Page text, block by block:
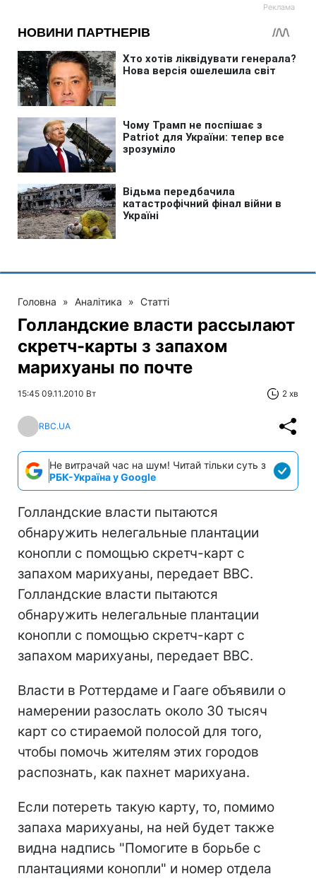
Головна » Аналітика » Статті
Голландские власти рассылают
скретч-карты з запахом
марихуаны по почте
15:45 09.11.2010 Вт 2 хв
RBC.UA
Не витрачай час на шум! Читай тільки суть з
РБК-Україна у Google
Голландские власти пытаются
обнаружить нелегальные плантации
конопли с помощью скретч-карт с
запахом марихуаны, передает ВВС.
Голландские власти пытаются
обнаружить нелегальные плантации
конопли с помощью скретч-карт с
запахом марихуаны, передает ВВС.
Власти в Роттердаме и Гааге объявили о
намерении разослать около 30 тысяч
карт со стираемой полосой для того,
чтобы помочь жителям этих городов
распознать, как пахнет марихуана.
Если потереть такую карту, то, помимо
запаха марихуаны, на ней будет также
видна надпись "Помогите в борьбе с
плантациями конопли" и номер отдела